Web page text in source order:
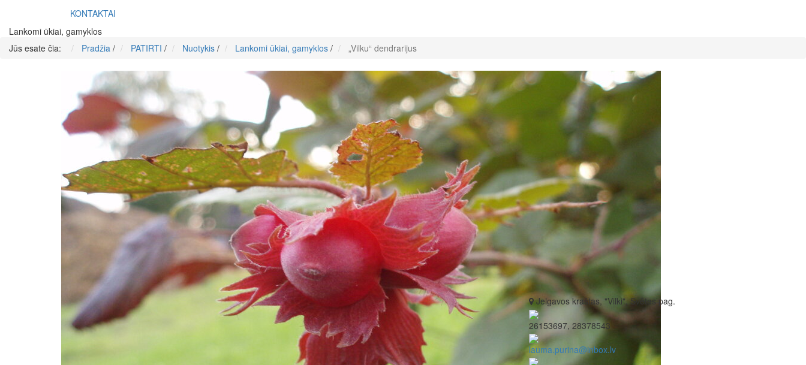
KONTAKTAI
Lankomi ūkiai, gamyklos
Jūs esate čia:
Pradžia / PATIRTI / Nuotykis / Lankomi ūkiai, gamyklos / „Vilku“ dendrarijus
Jelgavos kraštas, "Vilki", Svētes pag.
26153697, 28378543
lauma.purina@inbox.lv